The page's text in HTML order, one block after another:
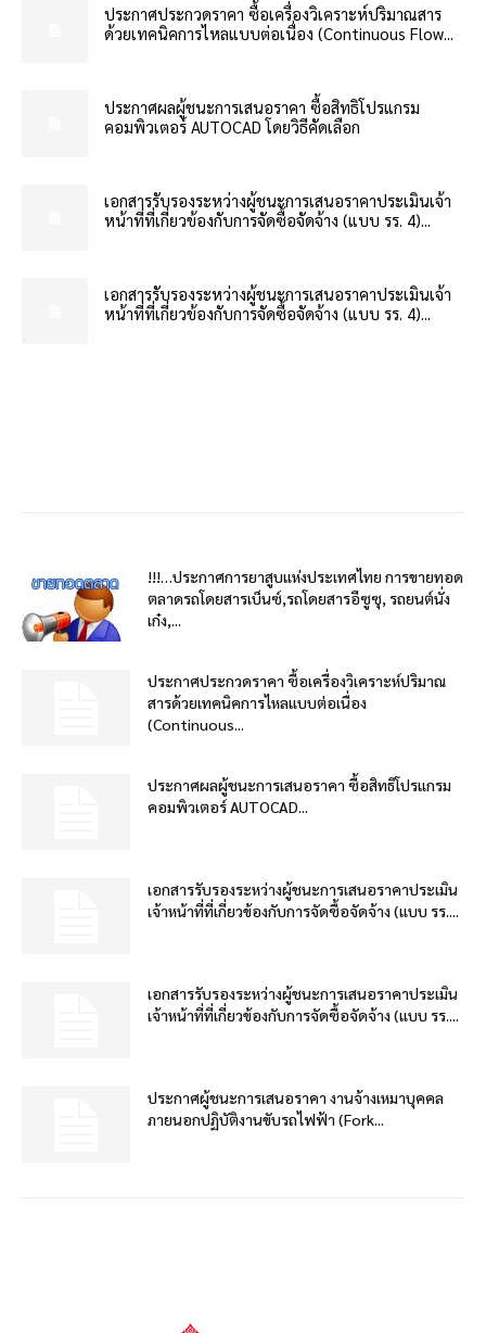
ประกาศประกวดราคา ซื้อเครื่องวิเคราะห์ปริมาณสาร
ด้วยเทคนิคการไหลแบบต่อเนื่อง (Continuous Flow...
ประกาศผลผู้ชนะการเสนอราคา ซื้อสิทธิโปรแกรม
คอมพิวเตอร์ AUTOCAD โดยวิธีคัดเลือก
เอกสารรับรองระหว่างผู้ชนะการเสนอราคาประเมินเจ้า
หน้าที่ที่เกี่ยวข้องกับการจัดซื้อจัดจ้าง (แบบ รร. 4)...
เอกสารรับรองระหว่างผู้ชนะการเสนอราคาประเมินเจ้า
หน้าที่ที่เกี่ยวข้องกับการจัดซื้อจัดจ้าง (แบบ รร. 4)...
!!!…ประกาศการยาสูบแห่งประเทศไทย การขายทอด
ตลาดรถโดยสารเบ็นซ์,รถโดยสารอีซูซุ, รถยนต์นั่ง
เก๋ง,...
ประกาศประกวดราคา ซื้อเครื่องวิเคราะห์ปริมาณ
สารด้วยเทคนิคการไหลแบบต่อเนื่อง
(Continuous...
ประกาศผลผู้ชนะการเสนอราคา ซื้อสิทธิโปรแกรม
คอมพิวเตอร์ AUTOCAD...
เอกสารรับรองระหว่างผู้ชนะการเสนอราคาประเมิน
เจ้าหน้าที่ที่เกี่ยวข้องกับการจัดซื้อจัดจ้าง (แบบ รร....
เอกสารรับรองระหว่างผู้ชนะการเสนอราคาประเมิน
เจ้าหน้าที่ที่เกี่ยวข้องกับการจัดซื้อจัดจ้าง (แบบ รร....
ประกาศผู้ชนะการเสนอราคา งานจ้างเหมาบุคคล
ภายนอกปฏิบัติงานขับรถไฟฟ้า (Fork...